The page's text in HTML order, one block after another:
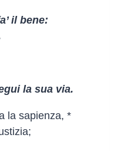
il bene:
la sua via.
la sapienza, *